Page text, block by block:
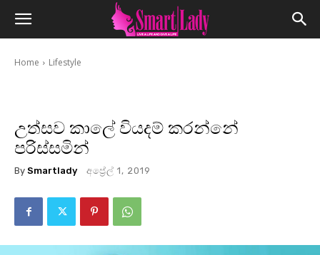
Home Lifestyle
උත්සව කාලේ වියදම් කරන්නේ
පරිස්සමින්
By Smartlady අප්‍රේල් 1, 2019